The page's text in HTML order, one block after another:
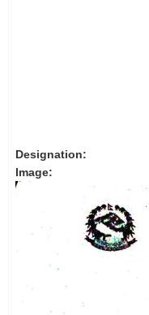
Designation:
Image: